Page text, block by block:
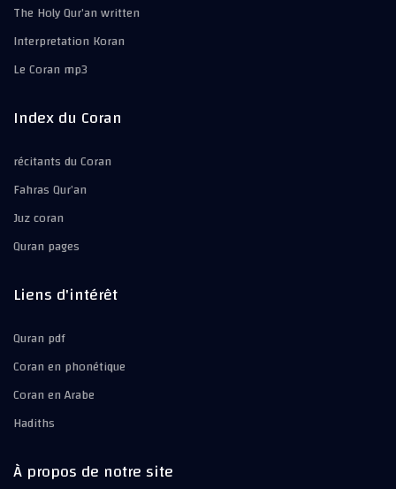
The Holy Qur’an written
Interpretation Koran
Le Coran mp3
Index du Coran
récitants du Coran
Fahras Qur’an
Juz coran
Quran pages
Liens d'intérêt
Quran pdf
Coran en phonétique
Coran en Arabe
Hadiths
À propos de notre site